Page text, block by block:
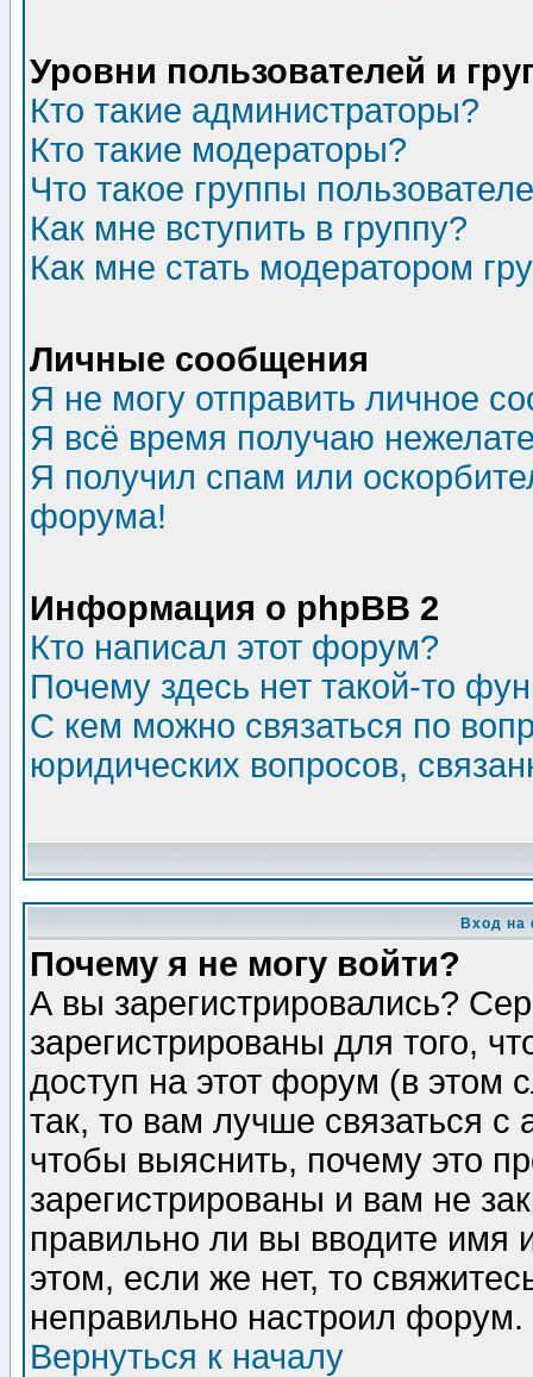
Уровни пользователей и
Кто такие администраторы?
Кто такие модераторы?
Что такое группы
Как мне вступить в группу?
Как мне стать модератором
Личные сообщения
Я не могу отправить личное
Я всё время получаю
Я получил спам или
форума!
Информация о phpBB 2
Кто написал этот форум?
Почему здесь нет такой-то
С кем можно связаться по
юридических вопросов,
Вход на
Почему я не могу войти?
А вы зарегистрировались?
зарегистрированы для того,
доступ на этот форум (в этом
так, то вам лучше связаться
чтобы выяснить, почему это
зарегистрированы и вам не
правильно ли вы вводите
этом, если же нет, то
неправильно настроил форум.
Вернуться к началу